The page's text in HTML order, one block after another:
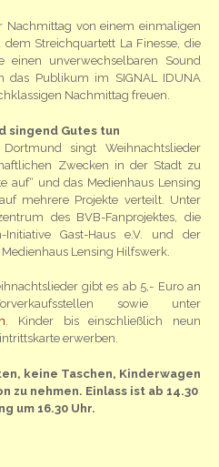
Nachmittag von einem einmaligen
Streichquartett La Finesse, die
einen unverwechselbaren Sound
das Publikum im SIGNAL IDUNA
Nachmittag freuen.
singend Gutes tun
singt Weihnachtslieder
Zwecken in der Stadt zu
auf“ und das Medienhaus Lensing
mehrere Projekte verteilt. Unter
des BVB-Fanprojektes, die
Initiative Gast-Haus e.V. und der
Lensing Hilfswerk.
gibt es ab 5,- Euro an
sowie unter
. Kinder bis einschließlich neun
erwerben.
keine Taschen, Kinderwagen
zu nehmen. Einlass ist ab 14.30
um 16.30 Uhr.